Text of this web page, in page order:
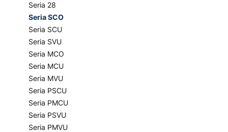
Seria 28
Seria SCO
Seria SCU
Seria SVU
Seria MCO
Seria MCU
Seria MVU
Seria PSCU
Seria PMCU
Seria PSVU
Seria PMVU